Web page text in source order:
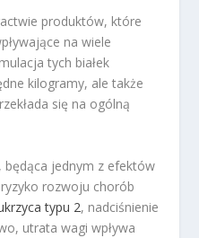
produktów, które
na wiele
tych białek
kilogramy, ale także
się na ogólną
, będąca jednym z efektów
rozwoju chorób
typu 2, nadciśnienie
utrata wagi wpływa